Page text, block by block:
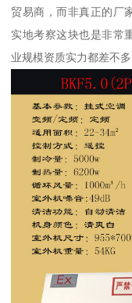
贸易商，而非真正的厂
实地考察这块也是非常
业规模资质实力都差不